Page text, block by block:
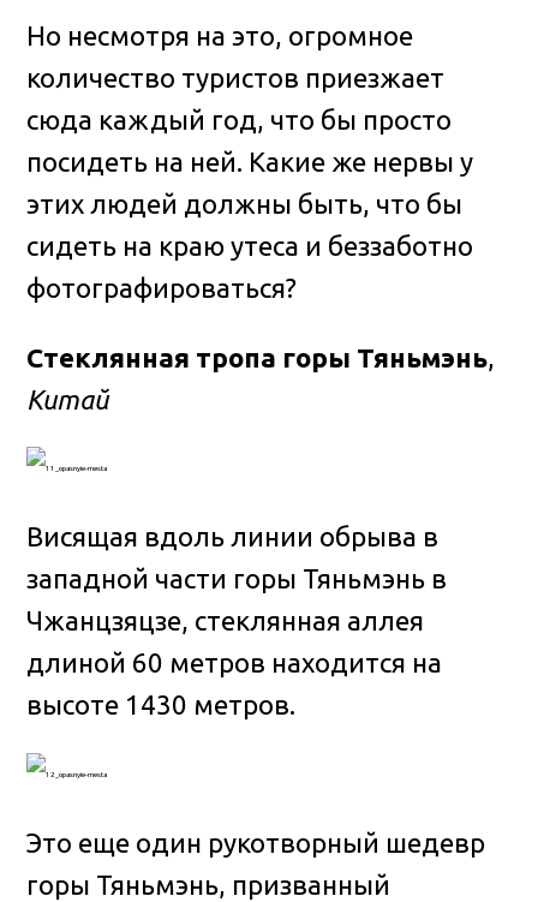
Но несмотря на это, огромное
количество туристов приезжает
сюда каждый год, что бы просто
посидеть на ней. Какие же нервы у
этих людей должны быть, что бы
сидеть на краю утеса и беззаботно
фотографироваться?
Стеклянная тропа горы Тяньмэнь,
Китай
Висящая вдоль линии обрыва в
западной части горы Тяньмэнь в
Чжанцзяцзе, стеклянная аллея
длиной 60 метров находится на
высоте 1430 метров.
Это еще один рукотворный шедевр
горы Тяньмэнь, призванный